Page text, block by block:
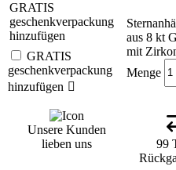
GRATIS
geschenkverpackung
hinzufügen
GRATIS
geschenkverpackung
hinzufügen
aus 8 kt
mit
Menge
Unsere Kunden
lieben uns
99